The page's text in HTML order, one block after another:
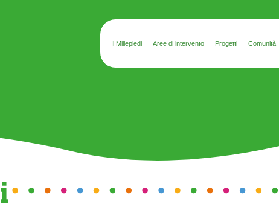
Il Millepiedi Aree di intervento Progetti Comunità